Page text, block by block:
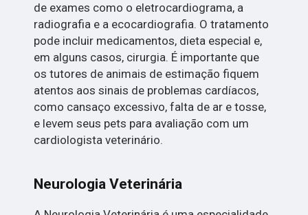
de exames como o eletrocardiograma, a
radiografia e a ecocardiografia. O tratamento
pode incluir medicamentos, dieta especial e,
em alguns casos, cirurgia. É importante que
os tutores de animais de estimação fiquem
atentos aos sinais de problemas cardíacos,
como cansaço excessivo, falta de ar e tosse,
e levem seus pets para avaliação com um
cardiologista veterinário.
Neurologia Veterinária